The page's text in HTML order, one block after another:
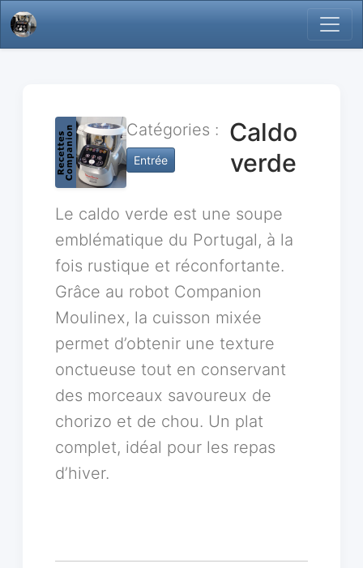
Catégories :
Entrée
Caldo
verde
Le caldo verde est une soupe
emblématique du Portugal, à la
fois rustique et réconfortante.
Grâce au robot Companion
Moulinex, la cuisson mixée
permet d’obtenir une texture
onctueuse tout en conservant
des morceaux savoureux de
chorizo et de chou. Un plat
complet, idéal pour les repas
d’hiver.